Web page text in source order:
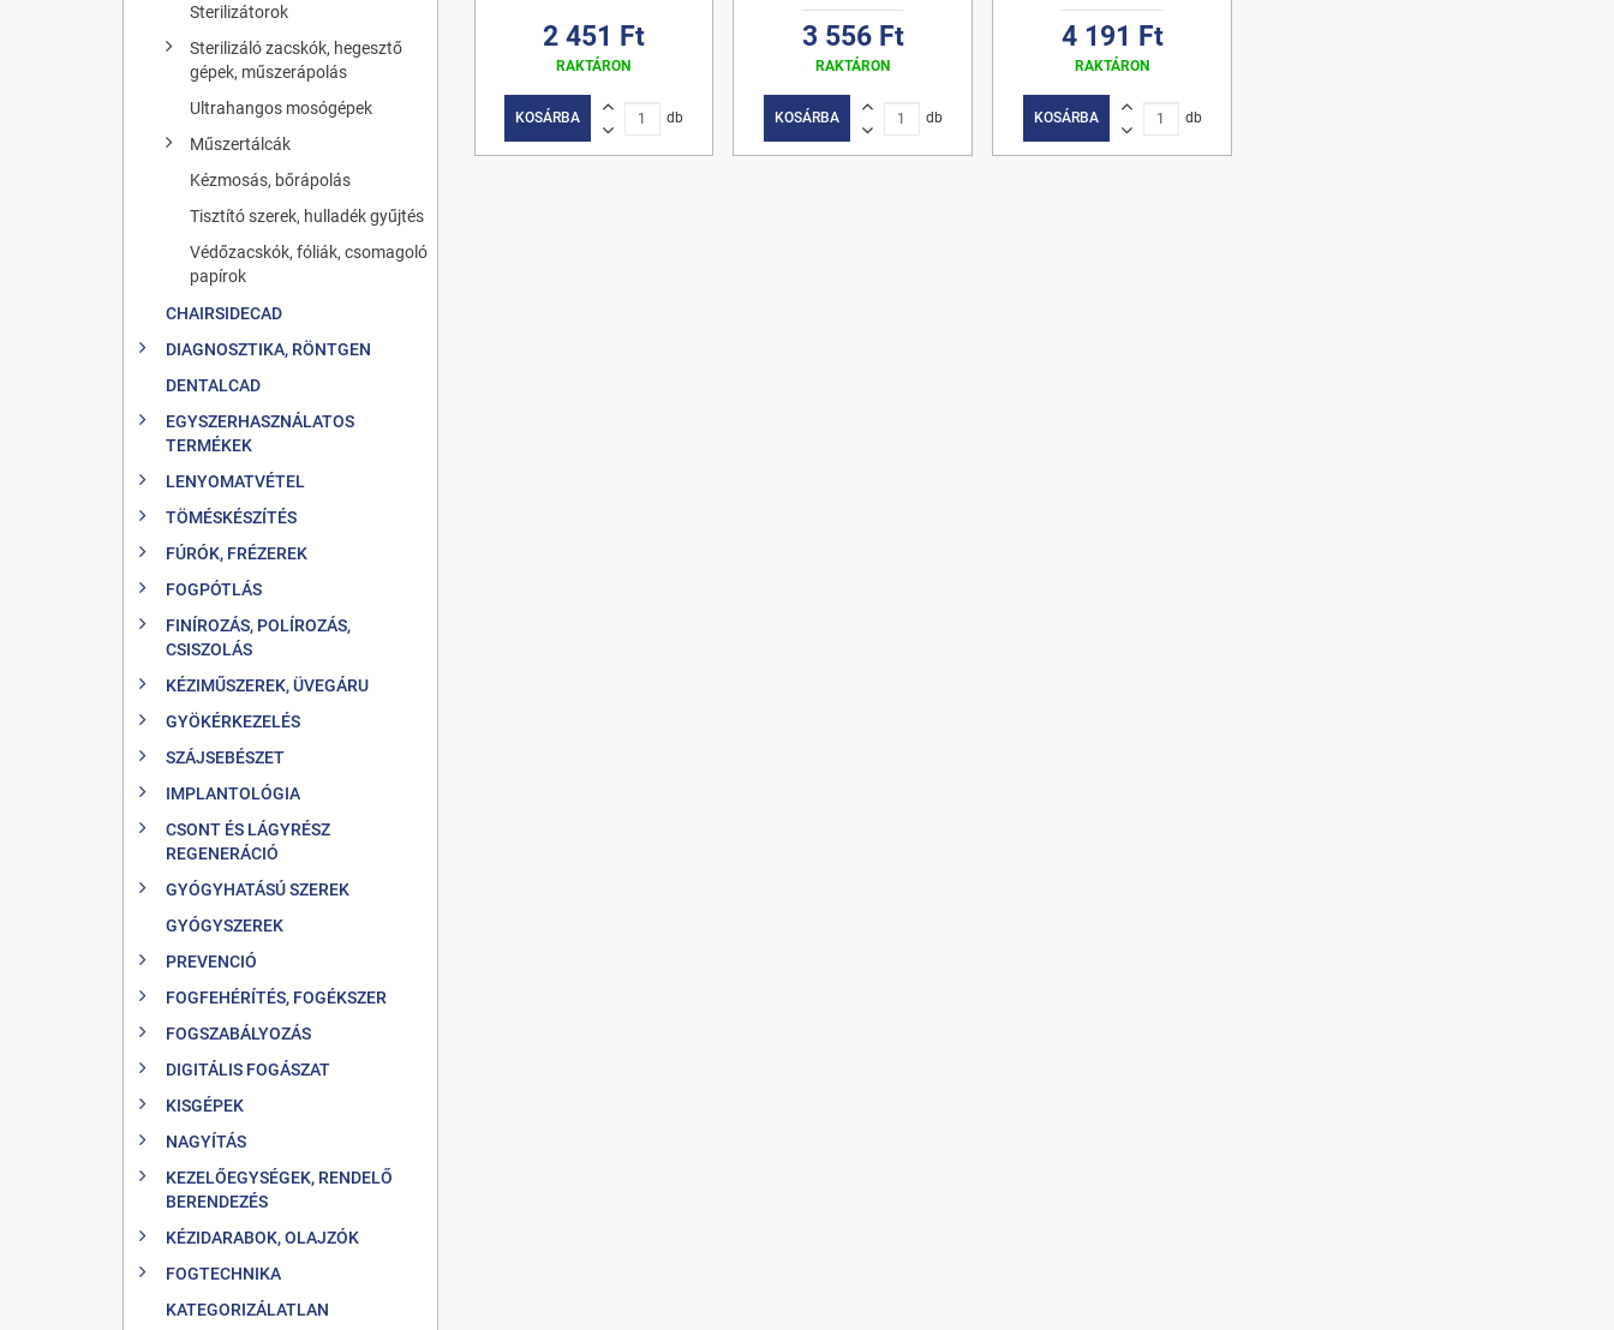
Sterilizátorok
Sterilizáló zacskók, hegesztő
gépek, műszerápolás
Ultrahangos mosógépek
Műszertálcák
Kézmosás, bőrápolás
Tisztító szerek, hulladék gyűjtés
Védőzacskók, fóliák, csomagoló
papírok
CHAIRSIDECAD
DIAGNOSZTIKA, RÖNTGEN
DENTALCAD
EGYSZERHASZNÁLATOS
TERMÉKEK
LENYOMATVÉTEL
TÖMÉSKÉSZÍTÉS
FÚRÓK, FRÉZEREK
FOGPÓTLÁS
FINÍROZÁS, POLÍROZÁS,
CSISZOLÁS
KÉZIMŰSZEREK, ÜVEGÁRU
GYÖKÉRKEZELÉS
SZÁJSEBÉSZET
IMPLANTOLÓGIA
CSONT ÉS LÁGYRÉSZ
REGENERÁCIÓ
GYÓGYHATÁSÚ SZEREK
GYÓGYSZEREK
PREVENCIÓ
FOGFEHÉRÍTÉS, FOGÉKSZER
FOGSZABÁLYOZÁS
DIGITÁLIS FOGÁSZAT
KISGÉPEK
NAGYÍTÁS
KEZELŐEGYSÉGEK, RENDELŐ
BERENDEZÉS
KÉZIDARABOK, OLAJZÓK
FOGTECHNIKA
KATEGORIZÁLATLAN
2 451 Ft
RAKTÁRON
KOSÁRBA db
3 556 Ft
RAKTÁRON
KOSÁRBA db
4 191 Ft
RAKTÁRON
KOSÁRBA db